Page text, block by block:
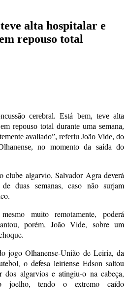
alta hospitalar e
repouso total
cerebral. Está bem, teve alta
repouso total durante uma semana,
avaliado”, referiu João Vide, do
no momento da saída do
clube algarvio, Salvador Agra deverá
duas semanas, caso não surjam
muito remotamente, poderá
porém, João Vide, sobre um
jogo Olhanense-União de Leiria, da
o defesa leiriense Edson saltou
algarvios e atingiu-o na cabeça,
joelho, tendo o extremo caído